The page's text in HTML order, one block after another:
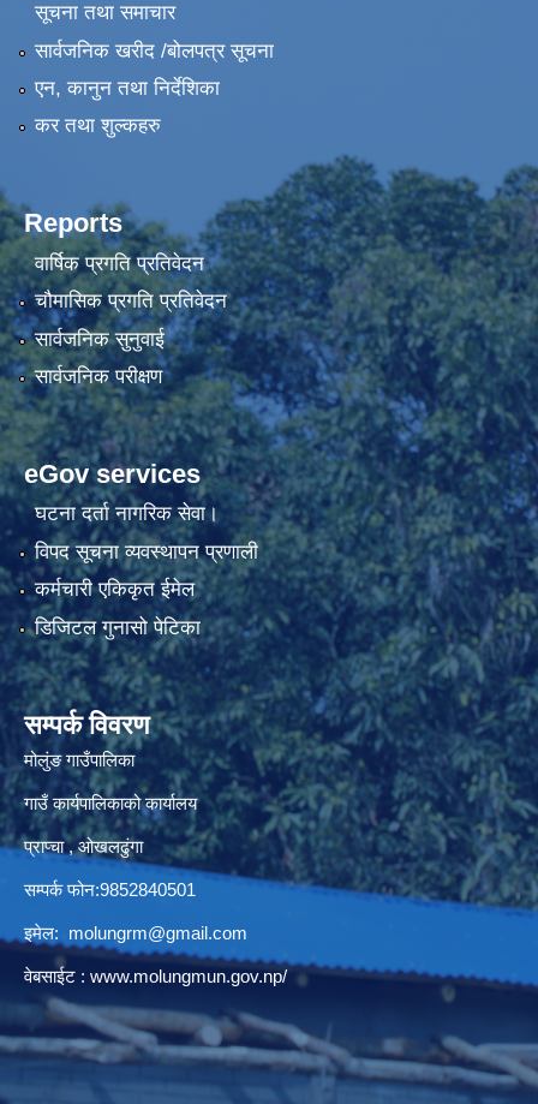
सूचना तथा समाचार
सार्वजनिक खरीद /बोलपत्र सूचना
एन, कानुन तथा निर्देशिका
कर तथा शुल्कहरु
Reports
वार्षिक प्रगति प्रतिवेदन
चौमासिक प्रगति प्रतिवेदन
सार्वजनिक सुनुवाई
सार्वजनिक परीक्षण
eGov services
घटना दर्ता नागरिक सेवा।
विपद सूचना व्यवस्थापन प्रणाली
कर्मचारी एकिकृत ईमेल
डिजिटल गुनासो पेटिका
सम्पर्क विवरण
मोलुंङ गाउँपालिका
गाउँ कार्यपालिकाको कार्यालय
प्राप्चा , ओखलढुंगा
सम्पर्क फोन:9852840501
इमेल: molungrm@gmail.com
वेबसाईट : www.molungmun.gov.np/